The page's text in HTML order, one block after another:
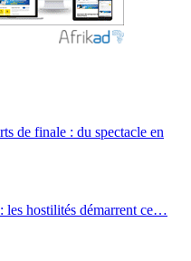
de finale : du spectacle en
les hostilités démarrent ce…